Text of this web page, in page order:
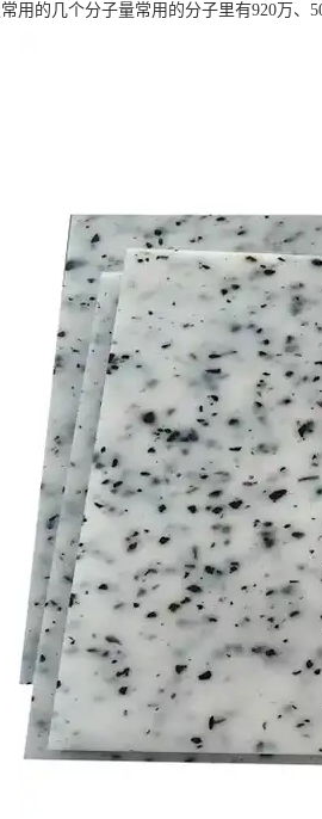
用的几个分子量常用的分子里有920万、